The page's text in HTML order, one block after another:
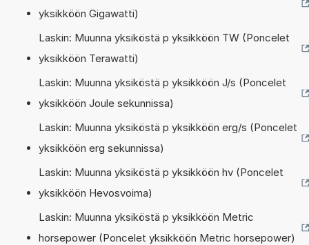
yksikköön Gigawatti)
Laskin: Muunna yksiköstä p yksikköön TW (Poncelet
yksikköön Terawatti)
Laskin: Muunna yksiköstä p yksikköön J/s (Poncelet
yksikköön Joule sekunnissa)
Laskin: Muunna yksiköstä p yksikköön erg/s (Poncelet
yksikköön erg sekunnissa)
Laskin: Muunna yksiköstä p yksikköön hv (Poncelet
yksikköön Hevosvoima)
Laskin: Muunna yksiköstä p yksikköön Metric
horsepower (Poncelet yksikköön Metric horsepower)